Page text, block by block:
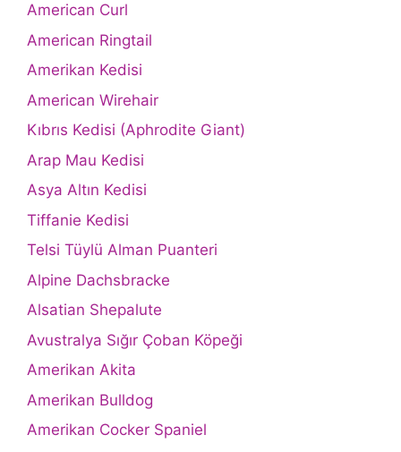
American Curl
American Ringtail
Amerikan Kedisi
American Wirehair
Kıbrıs Kedisi (Aphrodite Giant)
Arap Mau Kedisi
Asya Altın Kedisi
Tiffanie Kedisi
Telsi Tüylü Alman Puanteri
Alpine Dachsbracke
Alsatian Shepalute
Avustralya Sığır Çoban Köpeği
Amerikan Akita
Amerikan Bulldog
Amerikan Cocker Spaniel